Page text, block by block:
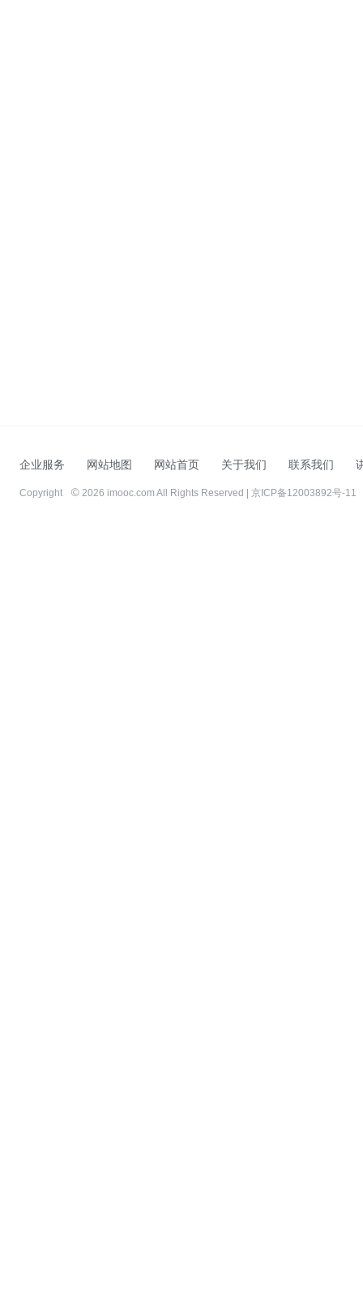
企业服务 网站地图 网站首页 关于我们 联系我们
Copyright 2026 imooc.com All Rights Reserved | 京ICP备12003892号-11